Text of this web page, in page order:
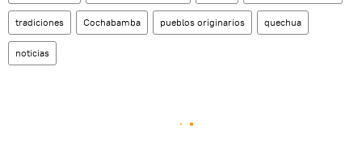
tradiciones Cochabamba pueblos originarios quechua
noticias